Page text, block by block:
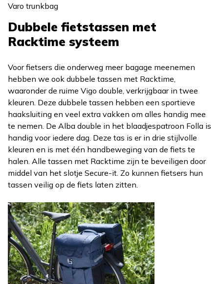
Varo trunkbag
Dubbele fietstassen met
Racktime systeem
Voor fietsers die onderweg meer bagage meenemen
hebben we ook dubbele tassen met Racktime,
waaronder de ruime Vigo double, verkrijgbaar in twee
kleuren. Deze dubbele tassen hebben een sportieve
haaksluiting en veel extra vakken om alles handig mee
te nemen. De Alba double in het blaadjespatroon Folla is
handig voor iedere dag. Deze tas is er in drie stijlvolle
kleuren en is met één handbeweging van de fiets te
halen. Alle tassen met Racktime zijn te beveiligen door
middel van het slotje Secure-it. Zo kunnen fietsers hun
tassen veilig op de fiets laten zitten.